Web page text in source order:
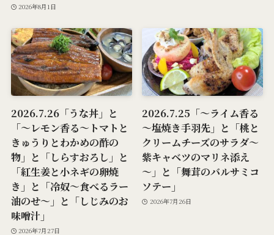
2026年8月1日
2026.7.26「うな丼」と
「～レモン香る～トマトと
きゅうりとわかめの酢の
物」と「しらすおろし」と
「紅生姜と小ネギの卵焼
き」と「冷奴～食べるラー
油のせ～」と「しじみのお
味噌汁」
2026年7月27日
2026.7.25「～ライム香る
～塩焼き手羽先」と「桃と
クリームチーズのサラダ～
紫キャベツのマリネ添え
～」と「舞茸のバルサミコ
ソテー」
2026年7月26日